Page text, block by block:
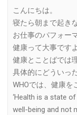
こんにちは。
寝たら朝まで起き
お仕事のパフォー
健康って大事です
健康とことばでは
具体的にどういっ
WHOでは、健康を
‘Health is a state
well-being and not